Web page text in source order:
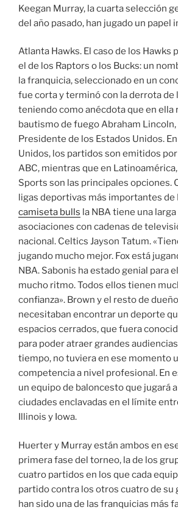
Keegan Murray, la cuarta selección
del año pasado, han jugado un papel
Atlanta Hawks. El caso de los Hawks
el de los Raptors o los Bucks: un
la franquicia, seleccionado en un
fue corta y terminó con la derrota de
teniendo como anécdota que en ella
bautismo de fuego Abraham
Presidente de los Estados Unidos.
Unidos, los partidos son emitidos por
ABC, mientras que en
Sports son las principales opciones.
ligas deportivas más importantes de
camiseta bulls la NBA tiene una
asociaciones con cadenas de
nacional. Celtics Jayson Tatum.
jugando mucho mejor. Fox está
NBA. Sabonis ha estado genial para
mucho ritmo. Todos ellos tienen
confianza». Brown y el resto de
necesitaban encontrar un deporte
espacios cerrados, que fuera
para poder atraer grandes
tiempo, no tuviera en ese momento
competencia a nivel profesional. En
un equipo de baloncesto que jugará
ciudades enclavadas en el límite
Illinois y Iowa.
Huerter y Murray están ambos en
primera fase del torneo, la de los
cuatro partidos en los que cada
partido contra los otros cuatro de su
han sido una de las franquicias más